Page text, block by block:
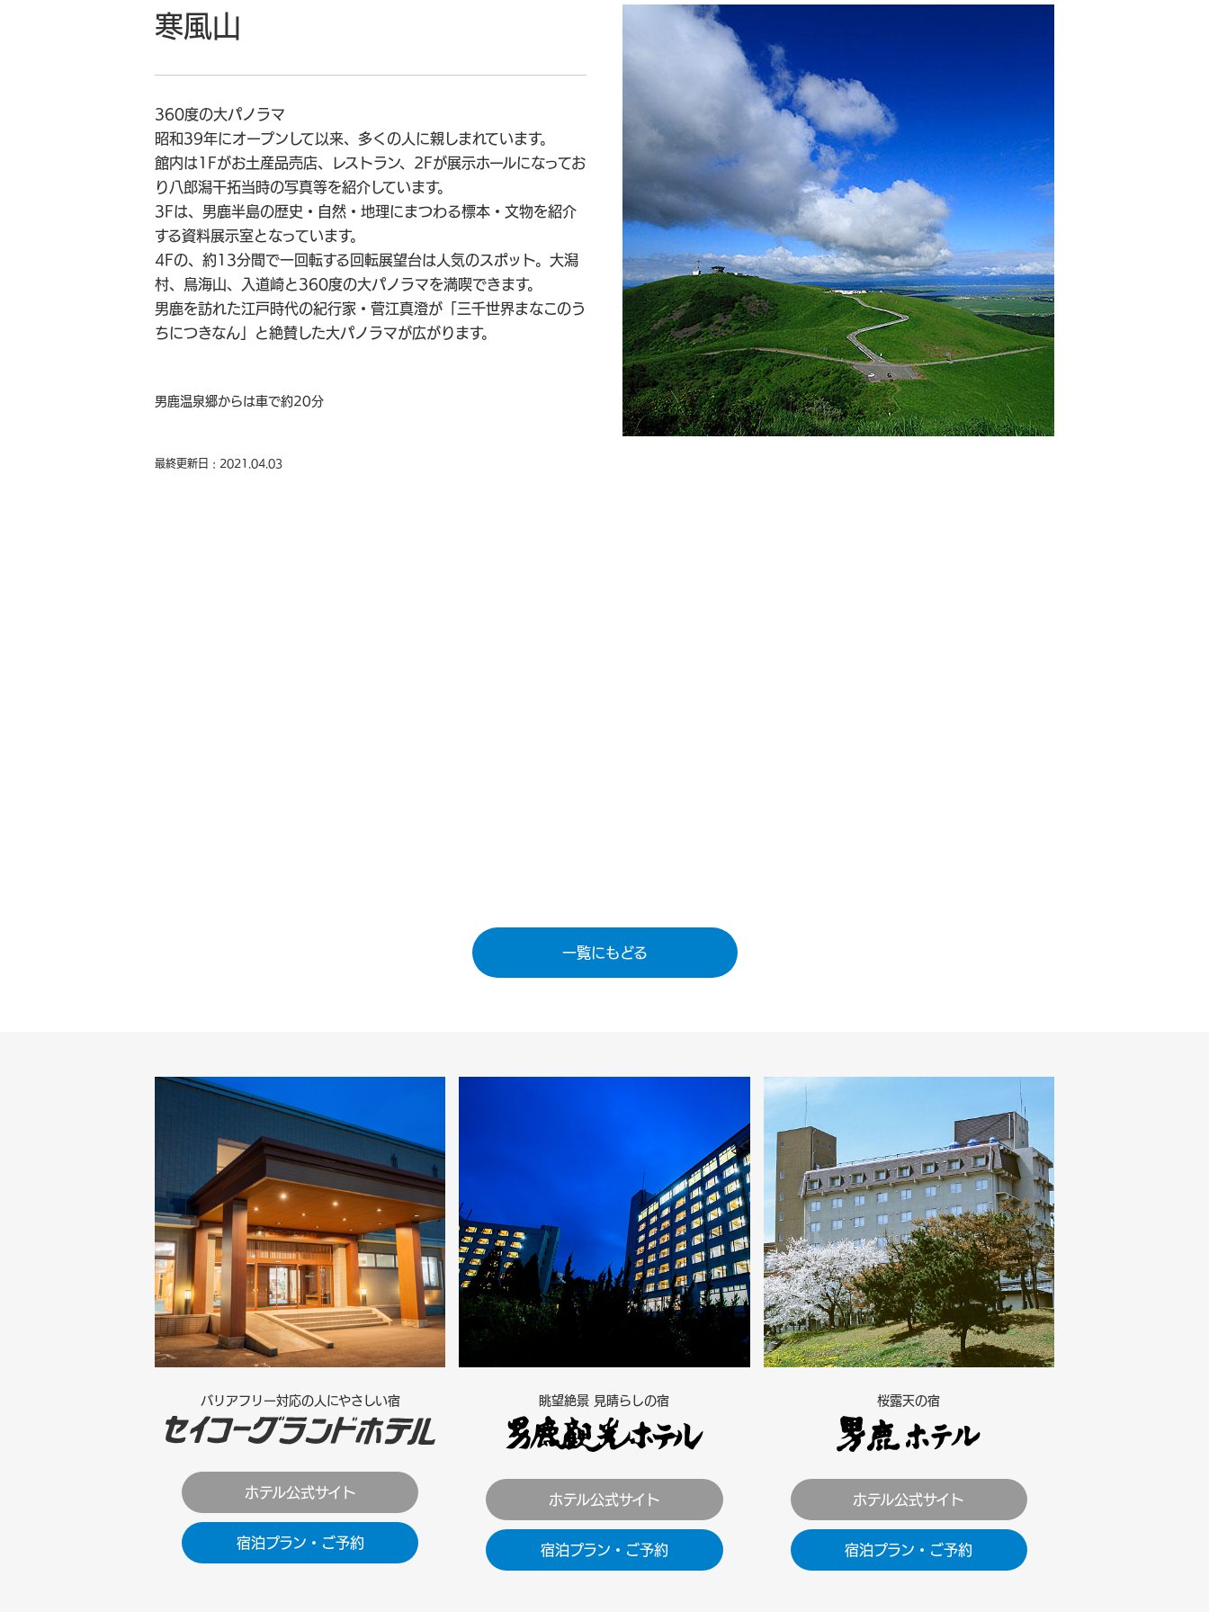
寒風山
360度の大パノラマ
昭和39年にオープンして以来、多くの人に親しまれています。
館内は1Fがお土産品売店、レストラン、2Fが展示ホールになってお
り八郎潟干拓当時の写真等を紹介しています。
3Fは、男鹿半島の歴史・自然・地理にまつわる標本・文物を紹介
する資料展示室となっています。
4Fの、約13分間で一回転する回転展望台は人気のスポット。大潟
村、鳥海山、入道崎と360度の大パノラマを満喫できます。
男鹿を訪れた江戸時代の紀行家・菅江真澄が「三千世界まなこのう
ちにつきなん」と絶賛した大パノラマが広がります。
男鹿温泉郷からは車で約20分
最終更新日 : 2021.04.03
一覧にもどる
バリアフリー対応の人にやさしい宿
ホテル公式サイト
宿泊プラン・ご予約
眺望絶景 見晴らしの宿
ホテル公式サイト
宿泊プラン・ご予約
桜露天の宿
ホテル公式サイト
宿泊プラン・ご予約